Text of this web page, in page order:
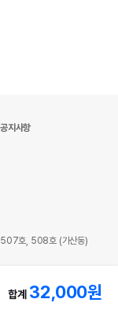
합계 32,000원
공지사항
507호, 508호 (가산동)